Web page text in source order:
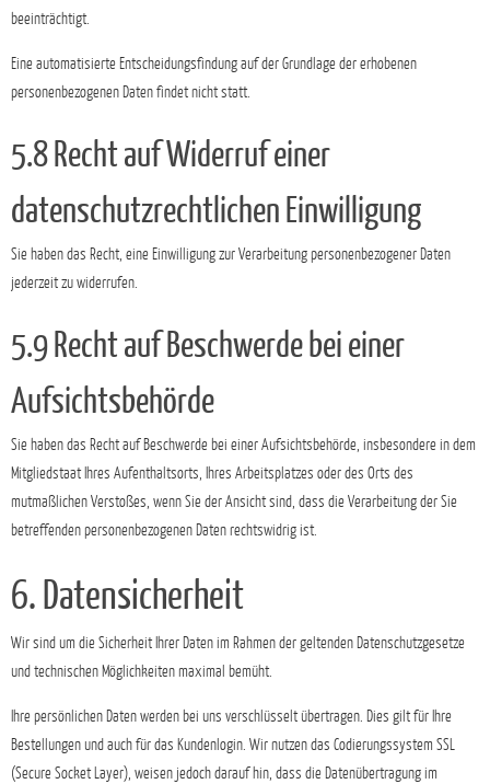
beeinträchtigt.
Eine automatisierte Entscheidungsfindung auf der Grundlage der erhobenen
personenbezogenen Daten findet nicht statt.
5.8 Recht auf Widerruf einer
datenschutzrechtlichen Einwilligung
Sie haben das Recht, eine Einwilligung zur Verarbeitung personenbezogener Daten
jederzeit zu widerrufen.
5.9 Recht auf Beschwerde bei einer
Aufsichtsbehörde
Sie haben das Recht auf Beschwerde bei einer Aufsichtsbehörde, insbesondere in dem
Mitgliedstaat Ihres Aufenthaltsorts, Ihres Arbeitsplatzes oder des Orts des
mutmaßlichen Verstoßes, wenn Sie der Ansicht sind, dass die Verarbeitung der Sie
betreffenden personenbezogenen Daten rechtswidrig ist.
6. Datensicherheit
Wir sind um die Sicherheit Ihrer Daten im Rahmen der geltenden Datenschutzgesetze
und technischen Möglichkeiten maximal bemüht.
Ihre persönlichen Daten werden bei uns verschlüsselt übertragen. Dies gilt für Ihre
Bestellungen und auch für das Kundenlogin. Wir nutzen das Codierungssystem SSL
(Secure Socket Layer), weisen jedoch darauf hin, dass die Datenübertragung im